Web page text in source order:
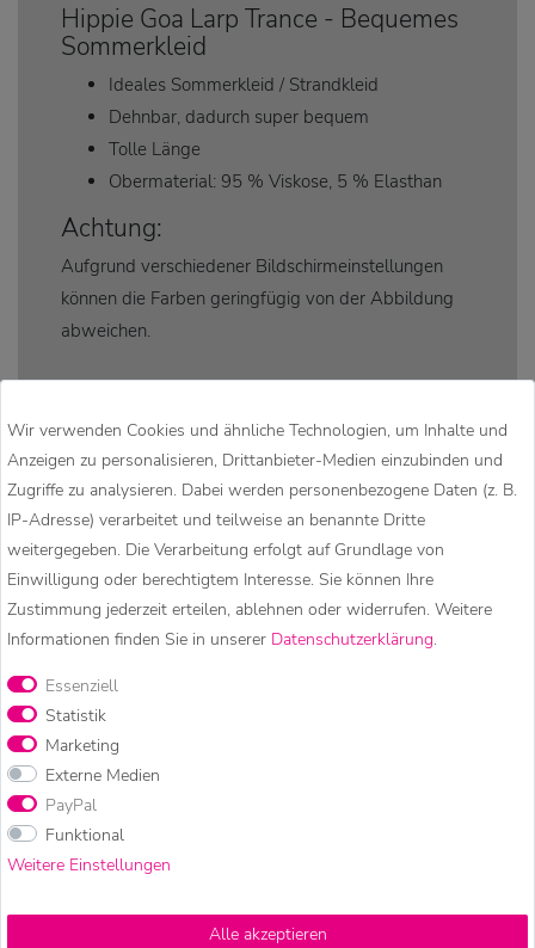
Hippie Goa Larp Trance - Bequemes
Sommerkleid
Ideales Sommerkleid / Strandkleid
Dehnbar, dadurch super bequem
Tolle Länge
Obermaterial: 95 % Viskose, 5 % Elasthan
Achtung:
Aufgrund verschiedener Bildschirmeinstellungen
können die Farben geringfügig von der Abbildung
abweichen.
KUNST UND MAGIE – HIPPIE
MODE, GOA KLEIDUNG &
BESONDERE ACCESSOIRES
Kunst und Magie ist eine deutsche Marke für Hippie Mode, Goa
Kleidung und besondere Accessoires. In unserem Onlineshop
findet ihr bequeme Haremshosen, Pluderhosen und
Aladinhosen, warme Strickjacken, Wolljacken und Strickröcke
sowie besondere Accessoires wie Bauchtaschen, Hüfttaschen,
Unsere Mode wird überwiegend in kleinen, familiengeführten
Wir verwenden Cookies und ähnliche Technologien, um Inhalte und
Anzeigen zu personalisieren, Drittanbieter-Medien einzubinden und
Zugriffe zu analysieren. Dabei werden personenbezogene Daten (z. B.
IP-Adresse) verarbeitet und teilweise an benannte Dritte
weitergegeben. Die Verarbeitung erfolgt auf Grundlage von
Einwilligung oder berechtigtem Interesse. Sie können Ihre
Zustimmung jederzeit erteilen, ablehnen oder widerrufen. Weitere
Informationen finden Sie in unserer Daten­schutz­erklärung.
Essenziell
Statistik
Marketing
Externe Medien
PayPal
Funktional
Weitere Einstellungen
Alle akzeptieren